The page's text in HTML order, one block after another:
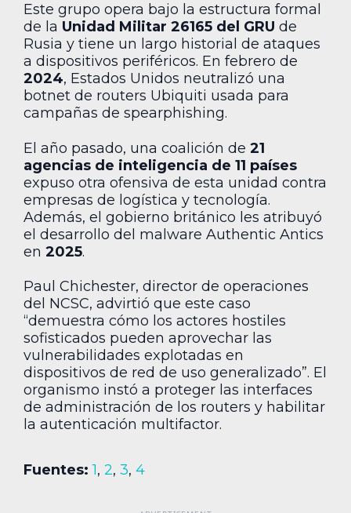
Este grupo opera bajo la estructura formal
de la Unidad Militar 26165 del GRU de
Rusia y tiene un largo historial de ataques
a dispositivos periféricos. En febrero de
2024, Estados Unidos neutralizó una
botnet de routers Ubiquiti usada para
campañas de spearphishing.
El año pasado, una coalición de 21
agencias de inteligencia de 11 países
expuso otra ofensiva de esta unidad contra
empresas de logística y tecnología.
Además, el gobierno británico les atribuyó
el desarrollo del malware Authentic Antics
en 2025.
Paul Chichester, director de operaciones
del NCSC, advirtió que este caso
“demuestra cómo los actores hostiles
sofisticados pueden aprovechar las
vulnerabilidades explotadas en
dispositivos de red de uso generalizado”. El
organismo instó a proteger las interfaces
de administración de los routers y habilitar
la autenticación multifactor.
Fuentes: 1, 2, 3, 4